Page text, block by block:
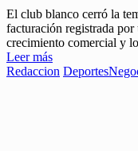
El club blanco cerró la
facturación registrada
crecimiento comercial y
Leer más
Redaccion Deportes